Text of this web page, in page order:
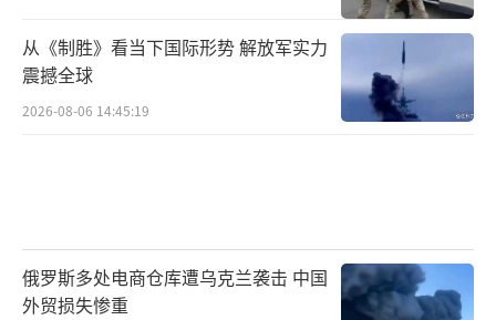
高市早苗确实处于尴尬境地。撤回言论，
政治生命可能终结；坚持不改，则国际压力与
经济成本持续累积。她所能做的，或许是努力
将争议从“口头交锋”转向“规则博弈”，通
到，一旦政治风向突变，“下台”将成为下一
幕的现实剧情。
（责任编辑：卢其龙 CM0882）
从《制胜》看当下国际形势 解放军实力
震撼全球
2026-08-06 14:45:19
俄罗斯多处电商仓库遭乌克兰袭击 中国
外贸损失惨重